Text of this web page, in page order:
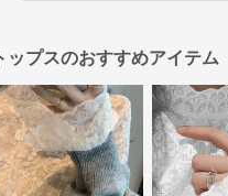
ップスのおすすめアイテム